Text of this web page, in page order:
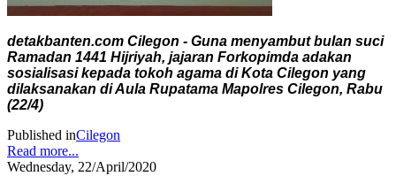
detakbanten.com Cilegon - Guna menyambut bulan suci
Ramadan 1441 Hijriyah, jajaran Forkopimda adakan
sosialisasi kepada tokoh agama di Kota Cilegon yang
dilaksanakan di Aula Rupatama Mapolres Cilegon, Rabu
(22/4)
Published inCilegon
Read more...
Wednesday, 22/April/2020